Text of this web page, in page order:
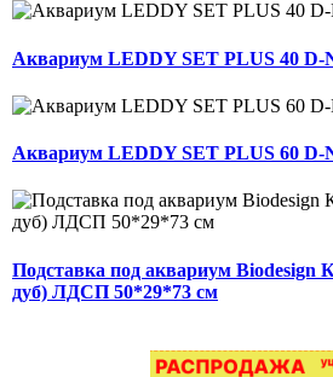
Аквариум LEDDY SET PLUS 40 D-
Аквариум LEDDY SET PLUS 60 D-
Подставка под аквариум Biodesign
дуб) ЛДСП 50*29*73 см